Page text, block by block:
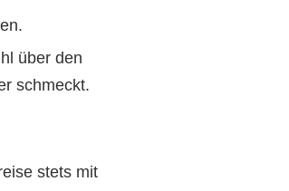
über den
schmeckt.
stets mit